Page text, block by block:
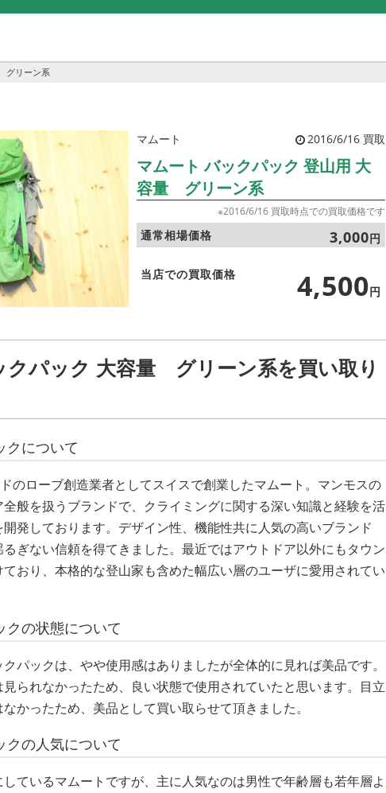
グリーン系
マムート 2016/6/16 買取
マムート バックパック 登山用 大
容量 グリーン系
※2016/6/16 買取時点での買取価格です
通常相場価格 3,000円
当店での買取価格 4,500円
クパック 大容量 グリーン系を買い取り
クについて
のローブ創造業者としてスイスで創業したマムート。マンモスの
般を扱うブランドで、クライミングに関する深い知識と経験を活
発しております。デザイン性、機能性共に人気の高いブランド
ぎない信頼を得てきました。最近ではアウトドア以外にもタウン
おり、本格的な登山家も含めた幅広い層のユーザに愛用されてい
クの状態について
パックは、やや使用感はありましたが全体的に見れば美品です。
られなかったため、良い状態で使用されていたと思います。目立
かったため、美品として買い取らせて頂きました。
クの人気について
ているマムートですが、主に人気なのは男性で年齢層も若年層よ